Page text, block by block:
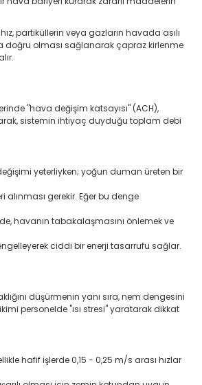
partiküllerin veya gazların havada asılı
doğru olması sağlanarak çapraz kirlenme
"hava değişim katsayısı" (ACH),
sistemin ihtiyaç duyduğu toplam debi
yeterliyken; yoğun duman üreten bir
gerekir. Eğer bu denge
havanın tabakalaşmasını önlemek ve
ciddi bir enerji tasarrufu sağlar.
düşürmenin yanı sıra, nem dengesini
personelde "ısı stresi" yaratarak dikkat
hafif işlerde 0,15 - 0,25 m/s arası hızlar